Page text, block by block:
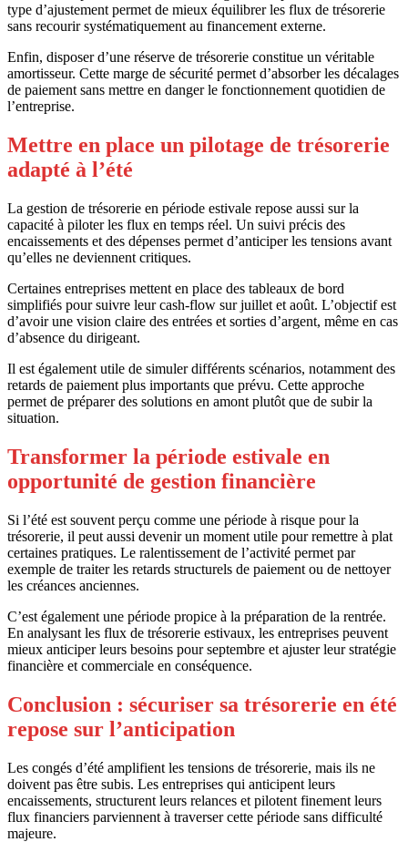
type d’ajustement permet de mieux équilibrer les flux de trésorerie
sans recourir systématiquement au financement externe.
Enfin, disposer d’une réserve de trésorerie constitue un véritable
amortisseur. Cette marge de sécurité permet d’absorber les décalages
de paiement sans mettre en danger le fonctionnement quotidien de
l’entreprise.
Mettre en place un pilotage de trésorerie
adapté à l’été
La gestion de trésorerie en période estivale repose aussi sur la
capacité à piloter les flux en temps réel. Un suivi précis des
encaissements et des dépenses permet d’anticiper les tensions avant
qu’elles ne deviennent critiques.
Certaines entreprises mettent en place des tableaux de bord
simplifiés pour suivre leur cash-flow sur juillet et août. L’objectif est
d’avoir une vision claire des entrées et sorties d’argent, même en cas
d’absence du dirigeant.
Il est également utile de simuler différents scénarios, notamment des
retards de paiement plus importants que prévu. Cette approche
permet de préparer des solutions en amont plutôt que de subir la
situation.
Transformer la période estivale en
opportunité de gestion financière
Si l’été est souvent perçu comme une période à risque pour la
trésorerie, il peut aussi devenir un moment utile pour remettre à plat
certaines pratiques. Le ralentissement de l’activité permet par
exemple de traiter les retards structurels de paiement ou de nettoyer
les créances anciennes.
C’est également une période propice à la préparation de la rentrée.
En analysant les flux de trésorerie estivaux, les entreprises peuvent
mieux anticiper leurs besoins pour septembre et ajuster leur stratégie
financière et commerciale en conséquence.
Conclusion : sécuriser sa trésorerie en été
repose sur l’anticipation
Les congés d’été amplifient les tensions de trésorerie, mais ils ne
doivent pas être subis. Les entreprises qui anticipent leurs
encaissements, structurent leurs relances et pilotent finement leurs
flux financiers parviennent à traverser cette période sans difficulté
majeure.